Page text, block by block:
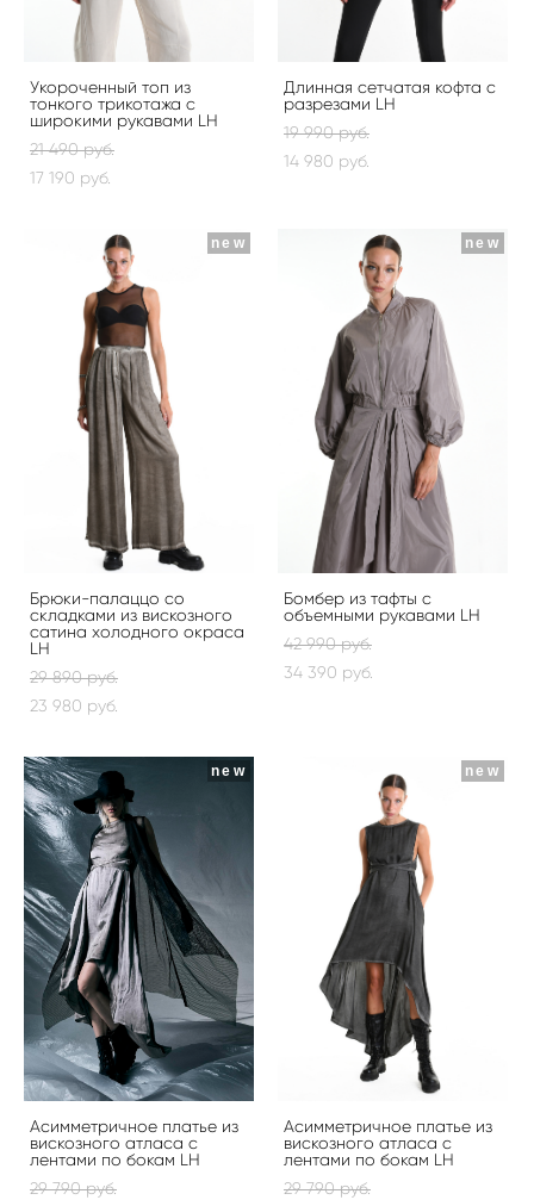
Укороченный топ из
тонкого трикотажа с
широкими рукавами LH
21 490 pуб.
17 190 pуб.
Длинная сетчатая кофта с
разрезами LH
19 990 pуб.
14 980 pуб.
new
Брюки-палаццо со
складками из вискозного
сатина холодного окраса
LH
29 890 pуб.
23 980 pуб.
new
Бомбер из тафты с
объемными рукавами LH
42 990 pуб.
34 390 pуб.
new
Асимметричное платье из
вискозного атласа с
лентами по бокам LH
29 790 pуб.
new
Асимметричное платье из
вискозного атласа с
лентами по бокам LH
29 790 pуб.